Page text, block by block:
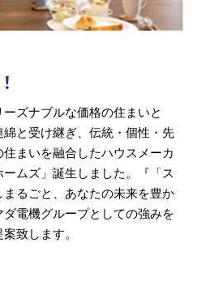
ズナブルな価格の住まいと
綿と受け継ぎ、伝統・個性・先
まいを融合したハウスメーカ
ムズ」誕生しました。
『「ス
るごと、あなたの未来を豊か
電機グループとしての強みを
致します。